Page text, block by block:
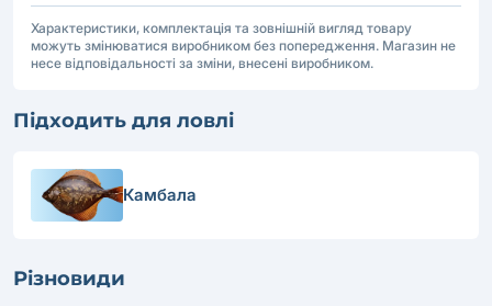
Характеристики, комплектація та зовнішній вигляд товару
можуть змінюватися виробником без попередження. Магазин не
несе відповідальності за зміни, внесені виробником.
Підходить для ловлі
Камбала
Різновиди